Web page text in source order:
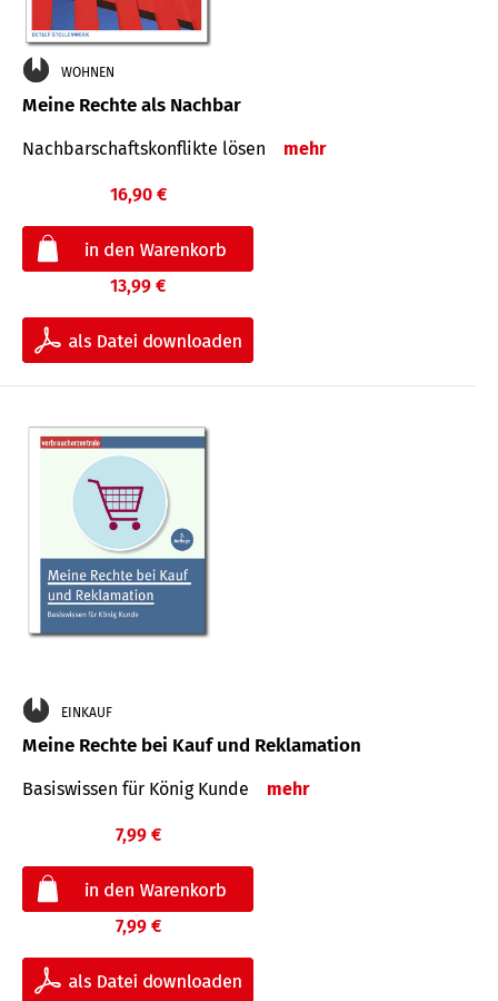
WOHNEN
Meine Rechte als Nachbar
Nach­bar­schafts­konflikte lösen mehr
16,90 €
13,99 €
EINKAUF
Meine Rechte bei Kauf und Reklamation
Basiswissen für König Kunde mehr
7,99 €
7,99 €